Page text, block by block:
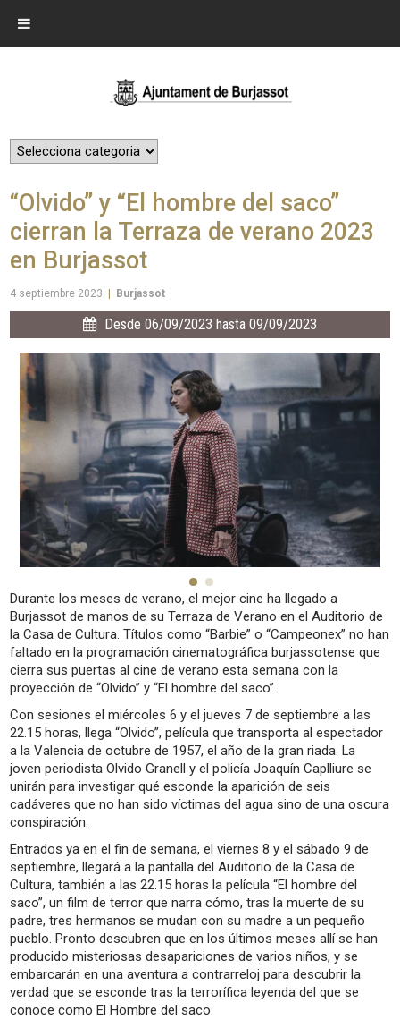
“Olvido” y “El hombre del saco”
cierran la Terraza de verano 2023
en Burjassot
4 septiembre 2023 Burjassot
Desde 06/09/2023 hasta 09/09/2023
Durante los meses de verano, el mejor cine ha llegado a
Burjassot de manos de su Terraza de Verano en el Auditorio de
la Casa de Cultura. Títulos como “Barbie” o “Campeonex” no han
faltado en la programación cinematográfica burjassotense que
cierra sus puertas al cine de verano esta semana con la
proyección de “Olvido” y “El hombre del saco”.
Con sesiones el miércoles 6 y el jueves 7 de septiembre a las
22.15 horas, llega “Olvido”, película que transporta al espectador
a la Valencia de octubre de 1957, el año de la gran riada. La
joven periodista Olvido Granell y el policía Joaquín Caplliure se
unirán para investigar qué esconde la aparición de seis
cadáveres que no han sido víctimas del agua sino de una oscura
conspiración.
Entrados ya en el fin de semana, el viernes 8 y el sábado 9 de
septiembre, llegará a la pantalla del Auditorio de la Casa de
Cultura, también a las 22.15 horas la película “El hombre del
saco”, un film de terror que narra cómo, tras la muerte de su
padre, tres hermanos se mudan con su madre a un pequeño
pueblo. Pronto descubren que en los últimos meses allí se han
producido misteriosas desapariciones de varios niños, y se
embarcarán en una aventura a contrarreloj para descubrir la
verdad que se esconde tras la terrorífica leyenda del que se
conoce como El Hombre del saco.